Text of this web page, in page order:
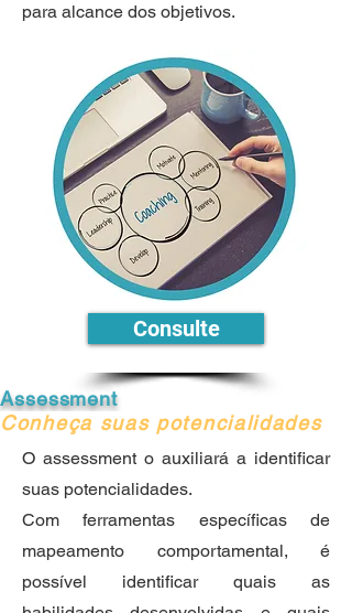
para alcance dos objetivos.
Consulte
Assessment
Conheça suas potencialidades
O assessment o auxiliará a identificar
suas potencialidades.
Com ferramentas específicas de
mapeamento comportamental, é
possível identificar quais as